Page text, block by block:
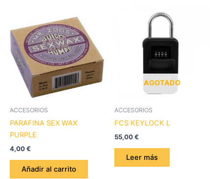
ACCESORIOS
PARAFINA SEX WAX
PURPLE
4,00€
Añadir al carrito
AGOTADO
ACCESORIOS
FCS KEYLOCK L
55,00€
Leer más